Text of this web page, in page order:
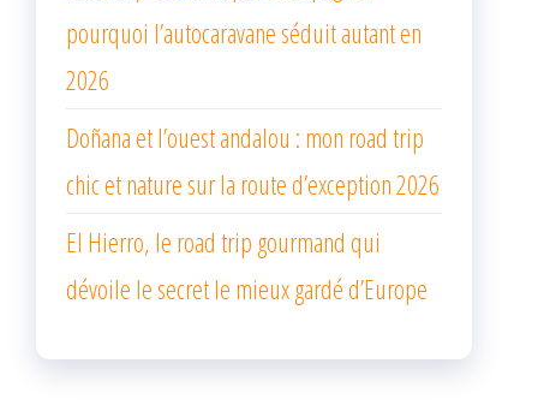
pourquoi l’autocaravane séduit autant en
2026
Doñana et l’ouest andalou : mon road trip
chic et nature sur la route d’exception 2026
El Hierro, le road trip gourmand qui
dévoile le secret le mieux gardé d’Europe